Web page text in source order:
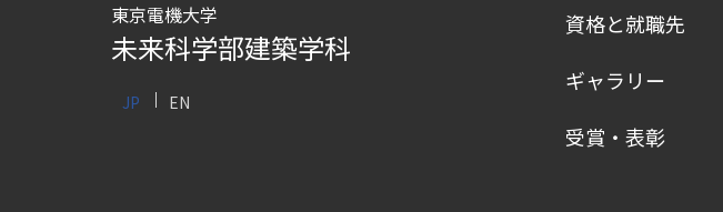
東京電機大学
未来科学部建築学科
JP EN
資格と就職先
ギャラリー
受賞・表彰